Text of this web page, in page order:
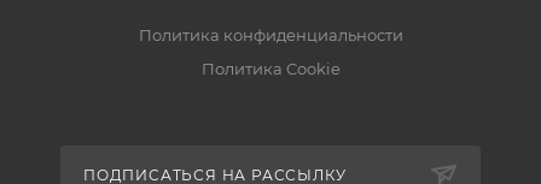
Политика конфиденциальности
Политика Cookie
ПОДПИСАТЬСЯ НА РАССЫЛКУ